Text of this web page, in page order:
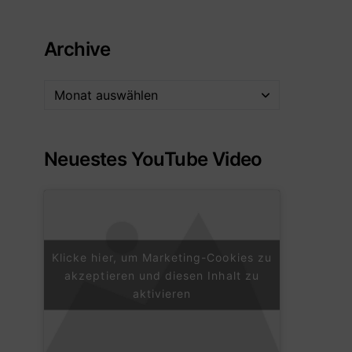
Archive
Neuestes YouTube Video
Klicke hier, um Marketing-Cookies zu
akzeptieren und diesen Inhalt zu
aktivieren